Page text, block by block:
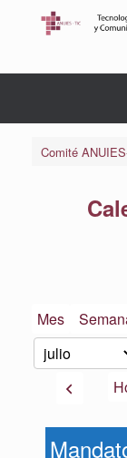
Comité
Mes
Mes
Día
Año
Anterior